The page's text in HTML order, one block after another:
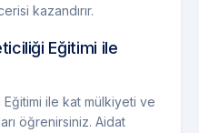
kazandırır.
Eğitimi ile
ile kat mülkiyeti ve
öğrenirsiniz. Aidat